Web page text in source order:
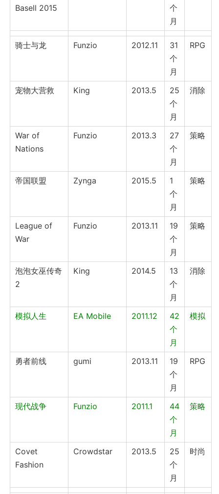
Basell 2015
个
月
骑士与龙 Funzio 2012.11
31
个
月
RPG
宠物大营救 King 2013.5
25
个
月
消除
War of
Nations
Funzio 2013.3
27
个
月
策略
帝国联盟 Zynga 2015.5
1
个
月
策略
League of
War
Funzio 2013.11
19
个
月
策略
泡泡女巫传奇
2
King 2014.5
13
个
月
消除
模拟人生 EA Mobile 2011.12
42
个
月
模拟
勇者前线 gumi 2013.11
19
个
月
RPG
现代战争 Funzio 2011.1
44
个
月
策略
Covet
Fashion
Crowdstar 2013.5
25
个
月
时尚